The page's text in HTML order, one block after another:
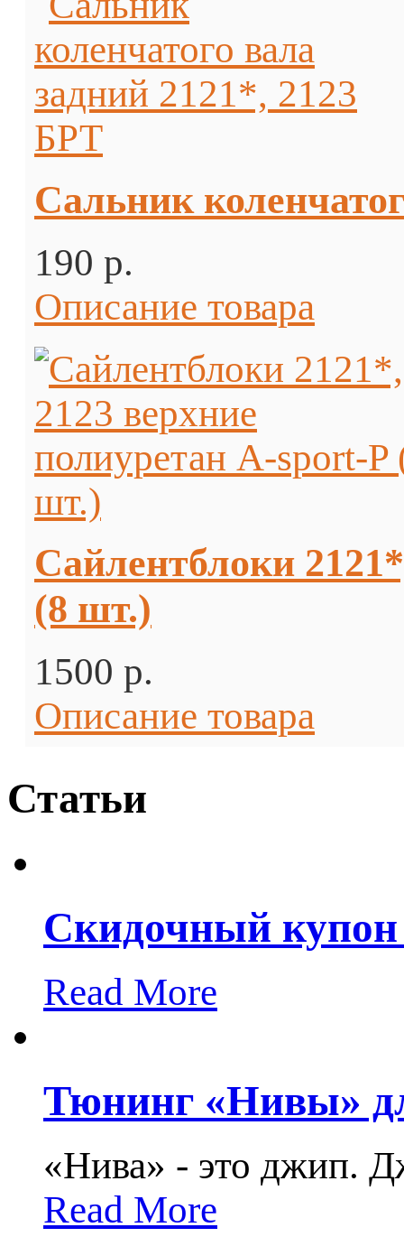
Сальник
190 p.
Описание товара
Сайлентблоки
(8 шт.)
1500 p.
Описание товара
Статьи
Скидочный
Read More
Тюнинг «Нивы»
«Нива» - это джип.
Read More